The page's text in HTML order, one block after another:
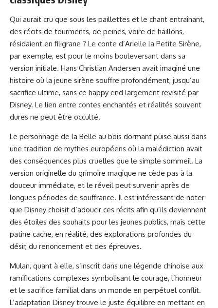
Qui aurait cru que sous les paillettes et le chant entraînant,
des récits de tourments, de peines, voire de haillons,
résidaient en filigrane ? Le conte d’Arielle la Petite Sirène,
par exemple, est pour le moins bouleversant dans sa
version initiale. Hans Christian Andersen avait imaginé une
histoire où la jeune sirène souffre profondément, jusqu’au
sacrifice ultime, sans ce happy end largement revisité par
Disney. Le lien entre contes enchantés et réalités souvent
dures ne peut être occulté.
Le personnage de la Belle au bois dormant puise aussi dans
une tradition de mythes européens où la malédiction avait
des conséquences plus cruelles que le simple sommeil. La
version originelle du grimoire magique ne cède pas à la
douceur immédiate, et le réveil peut survenir après de
longues périodes de souffrance. Il est intéressant de noter
que Disney choisit d’adoucir ces récits afin qu’ils deviennent
des étoiles des souhaits pour les jeunes publics, mais cette
patine cache, en réalité, des explorations profondes du
désir, du renoncement et des épreuves.
Mulan, quant à elle, s’inscrit dans une légende chinoise aux
ramifications complexes symbolisant le courage, l’honneur
et le sacrifice familial dans un monde en perpétuel conflit.
L’adaptation Disney trouve le juste équilibre en mettant en